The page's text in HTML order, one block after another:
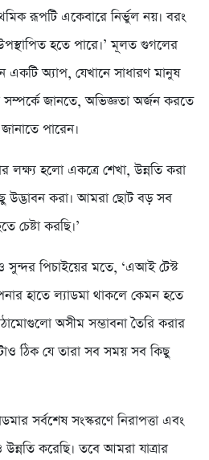
রূপটি একেবারে নির্ভুল নয়। বরং
হতে পারে।’ মূলত গুগলের
অ্যাপ, যেখানে সাধারণ মানুষ
জানতে, অভিজ্ঞতা অর্জন করতে
পারেন।
লক্ষ্য হলো একত্রে শেখা, উন্নতি করা
উদ্ভাবন করা। আমরা ছোট বড় সব
চেষ্টা করছি।’
পিচাইয়ের মতে, ‘এআই টেস্ট
হাতে ল্যাডমা থাকলে কেমন হতে
অসীম সম্ভাবনা তৈরি করার
ঠিক যে তারা সব সময় সব কিছু
সর্বশেষ সংস্করণে নিরাপত্তা এবং
করেছি। তবে আমরা যাত্রার